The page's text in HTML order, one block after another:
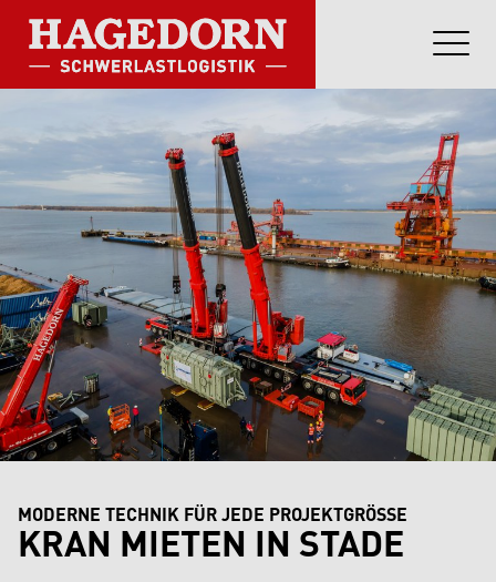
MODERNE TECHNIK FÜR JEDE PROJEKTGRÖSSE
KRAN MIETEN IN STADE